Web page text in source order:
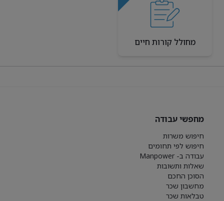
מחולל קורות חיים
מחפשי עבודה
חיפוש משרות
חיפוש לפי תחומים
עבודה ב- Manpower
שאלות ותשובות
הסוכן החכם
מחשבון שכר
טבלאות שכר